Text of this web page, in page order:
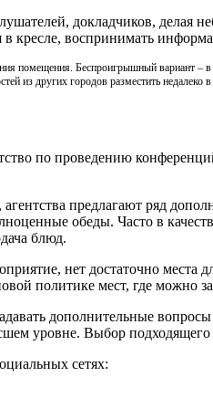
докладчиков, делая
в кресле, воспринимать
помещения. Беспроигрышный вариант –
из других городов разместить недалеко
по проведению
предлагают ряд
обеды. Часто в
блюд.
нет достаточно
политике мест, где можно
дополнительные
уровне. Выбор
сетях: